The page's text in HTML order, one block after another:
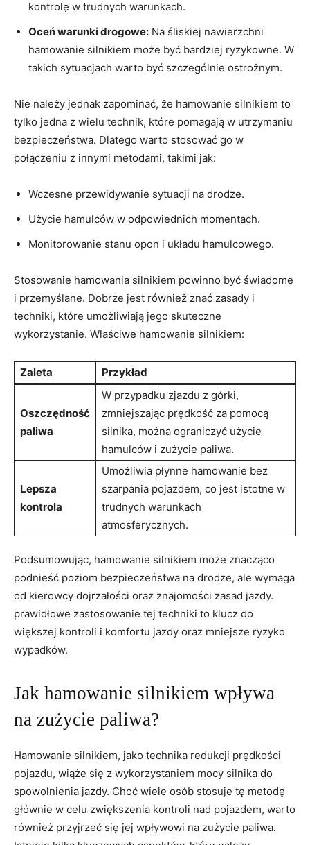
kontrolę w trudnych warunkach.
Oceń warunki drogowe: Na śliskiej nawierzchni
hamowanie silnikiem może być bardziej ryzykowne. W
takich sytuacjach warto być szczególnie ostrożnym.
Nie należy jednak zapominać, że hamowanie silnikiem to
tylko jedna z wielu technik, które pomagają w utrzymaniu
bezpieczeństwa. Dlatego warto stosować go w
połączeniu z innymi metodami, takimi jak:
Wczesne przewidywanie sytuacji na drodze.
Użycie hamulców w odpowiednich momentach.
Monitorowanie stanu opon i układu hamulcowego.
Stosowanie hamowania silnikiem powinno być świadome
i przemyślane. Dobrze jest również znać zasady i
techniki, które umożliwiają jego skuteczne
wykorzystanie. Właściwe hamowanie silnikiem:
Zaleta Przykład
Oszczędność
paliwa
W przypadku zjazdu z górki,
zmniejszając prędkość za pomocą
silnika, można ograniczyć użycie
hamulców i zużycie paliwa.
Lepsza
kontrola
Umożliwia płynne hamowanie bez
szarpania pojazdem, co jest istotne w
trudnych warunkach
atmosferycznych.
Podsumowując, hamowanie silnikiem może znacząco
podnieść poziom bezpieczeństwa na drodze, ale wymaga
od kierowcy dojrzałości oraz znajomości zasad jazdy.
prawidłowe zastosowanie tej techniki to klucz do
większej kontroli i komfortu jazdy oraz mniejsze ryzyko
wypadków.
Jak hamowanie silnikiem wpływa
na zużycie paliwa?
Hamowanie silnikiem, jako technika redukcji prędkości
pojazdu, wiąże się z wykorzystaniem mocy silnika do
spowolnienia jazdy. Choć wiele osób stosuje tę metodę
głównie w celu zwiększenia kontroli nad pojazdem, warto
również przyjrzeć się jej wpływowi na zużycie paliwa.